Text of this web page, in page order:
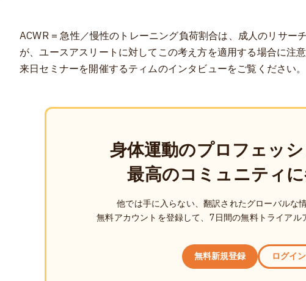
ACWR = 急性／慢性のトレーニング負荷割合は、成人のリサー
が、ユースアスリートに対してこの考え方を適用する場合に注
来日セミナーを開催するティムのインタビューをご覧ください。
身体運動のプロフェッ
最高のコミュニティ
他では手に入らない、翻訳されたグローバルな
無料アカウントを登録して、7日間の無料トライアル
無料新規登録 ログイ